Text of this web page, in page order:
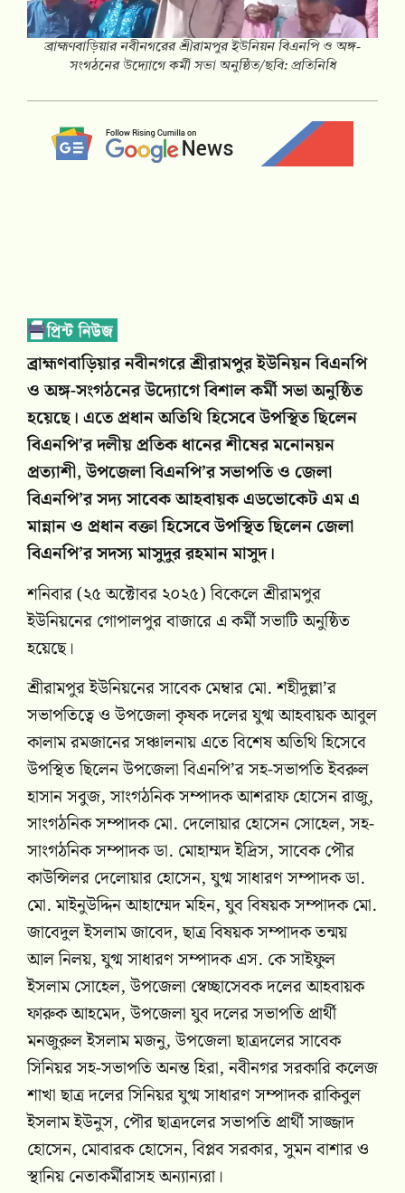
ব্রাহ্মণবাড়িয়ার নবীনগরের শ্রীরামপুর ইউনিয়ন বিএনপি ও অঙ্গ-
সংগঠনের উদ্যোগে কর্মী সভা অনুষ্ঠিত/ছবি: প্রতিনিধি
ব্রাহ্মণবাড়িয়ার নবীনগরে শ্রীরামপুর ইউনিয়ন বিএনপি
ও অঙ্গ-সংগঠনের উদ্যোগে বিশাল কর্মী সভা অনুষ্ঠিত
হয়েছে। এতে প্রধান অতিথি হিসেবে উপস্থিত ছিলেন
বিএনপি’র দলীয় প্রতিক ধানের শীষের মনোনয়ন
প্রত্যাশী, উপজেলা বিএনপি’র সভাপতি ও জেলা
বিএনপি’র সদ্য সাবেক আহবায়ক এডভোকেট এম এ
মান্নান ও প্রধান বক্তা হিসেবে উপস্থিত ছিলেন জেলা
বিএনপি’র সদস্য মাসুদুর রহমান মাসুদ।
শনিবার (২৫ অক্টোবর ২০২৫) বিকেলে শ্রীরামপুর
ইউনিয়নের গোপালপুর বাজারে এ কর্মী সভাটি অনুষ্ঠিত
হয়েছে।
শ্রীরামপুর ইউনিয়নের সাবেক মেম্বার মো. শহীদুল্লা’র
সভাপতিত্বে ও উপজেলা কৃষক দলের যুগ্ম আহবায়ক আবুল
কালাম রমজানের সঞ্চালনায় এতে বিশেষ অতিথি হিসেবে
উপস্থিত ছিলেন উপজেলা বিএনপি’র সহ-সভাপতি ইবরুল
হাসান সবুজ, সাংগঠনিক সম্পাদক আশরাফ হোসেন রাজু,
সাংগঠনিক সম্পাদক মো. দেলোয়ার হোসেন সোহেল, সহ-
সাংগঠনিক সম্পাদক ডা. মোহাম্মদ ইদ্রিস, সাবেক পৌর
কাউন্সিলর দেলোয়ার হোসেন, যুগ্ম সাধারণ সম্পাদক ডা.
মো. মাইনুউদ্দিন আহাম্মেদ মহিন, যুব বিষয়ক সম্পাদক মো.
জাবেদুল ইসলাম জাবেদ, ছাত্র বিষয়ক সম্পাদক তন্ময়
আল নিলয়, যুগ্ম সাধারণ সম্পাদক এস. কে সাইফুল
ইসলাম সোহেল, উপজেলা স্বেচ্ছাসেবক দলের আহবায়ক
ফারুক আহমেদ, উপজেলা যুব দলের সভাপতি প্রার্থী
মনজুরুল ইসলাম মজনু, উপজেলা ছাত্রদলের সাবেক
সিনিয়র সহ-সভাপতি অনন্ত হিরা, নবীনগর সরকারি কলেজ
শাখা ছাত্র দলের সিনিয়র যুগ্ম সাধারণ সম্পাদক রাকিবুল
ইসলাম ইউনুস, পৌর ছাত্রদলের সভাপতি প্রার্থী সাজ্জাদ
হোসেন, মোবারক হোসেন, বিপ্লব সরকার, সুমন বাশার ও
স্থানিয় নেতাকর্মীরাসহ অন্যান্যরা।